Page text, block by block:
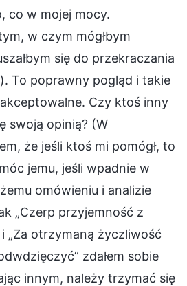
co w mojej mocy.
w czym mógłbym
się do przekraczania
To poprawny pogląd i takie
Czy ktoś inny
swoją opinią? (W
że jeśli ktoś mi pomógł, to
jemu, jeśli wpadnie w
omówieniu i analizie
„Czerp przyjemność z
„Za otrzymaną życzliwość
zdałem sobie
innym, należy trzymać się